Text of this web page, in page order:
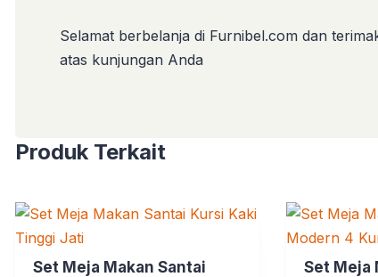
Selamat berbelanja di Furnibel.com dan
atas kunjungan Anda
Produk Terkait
Set Meja Makan Santai
Set Meja